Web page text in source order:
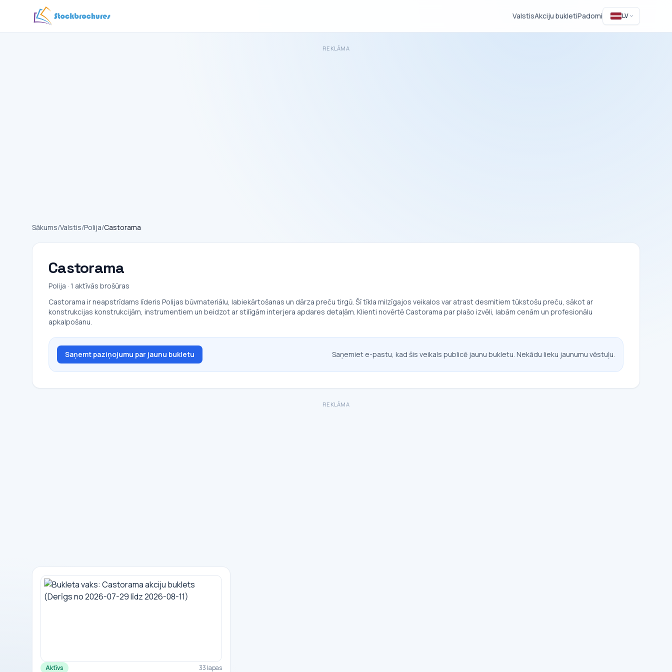
ValstisAkciju bukletiPadomi LV
REKLĀMA
Sākums/Valstis/Polija/Castorama
Castorama
Polija · 1 aktīvās brošūras
Castorama ir neapstrīdams līderis Polijas būvmateriālu, labiekārtošanas un dārza preču tirgū. Šī tīkla milzīgajos veikalos var atrast desmitiem tūkstošu preču, sākot ar
konstrukcijas konstrukcijām, instrumentiem un beidzot ar stilīgām interjera apdares detaļām. Klienti novērtē Castorama par plašo izvēli, labām cenām un profesionālu
apkalpošanu.
Saņemt paziņojumu par jaunu bukletu Saņemiet e-pastu, kad šis veikals publicē jaunu bukletu. Nekādu lieku jaunumu vēstuļu.
REKLĀMA
Aktīvs 33 lapas